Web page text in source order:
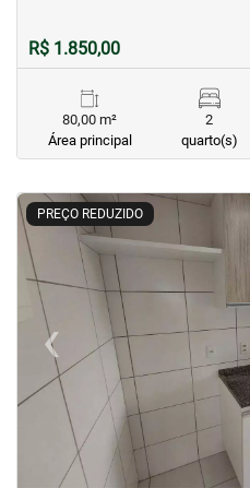
R$ 1.850,00
80,00 m²
Área principal
2
quarto(s)
PREÇO REDUZIDO
< <<<
‹Previous